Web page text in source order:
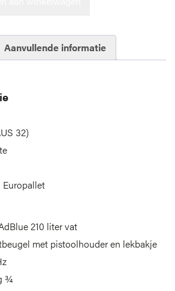
Aanvullende informatie
32)
210 liter vat
met pistoolhouder en lekbakje
¾